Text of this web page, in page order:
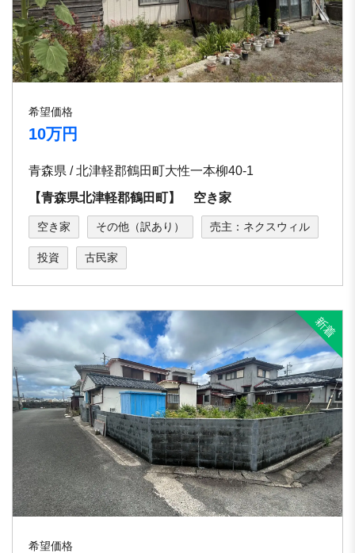
希望価格
10万円
青森県 / 北津軽郡鶴田町大性一本柳40-1
【青森県北津軽郡鶴田町】 空き家
空き家 その他（訳あり） 売主：ネクスウィル
投資 古民家
希望価格